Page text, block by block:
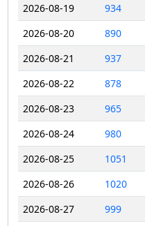
2026-08-19
934
2026-08-20
890
2026-08-21
937
2026-08-22
878
2026-08-23
965
2026-08-24
980
2026-08-25
1051
2026-08-26
1020
2026-08-27
999